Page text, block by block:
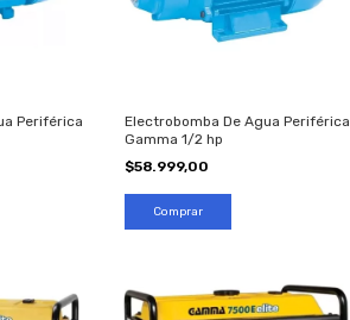
Periférica
Electrobomba De Agua Periférica
Gamma 1/2 hp
$58.999,00